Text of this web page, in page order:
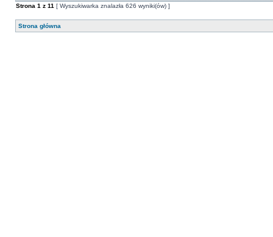
Strona 1 z 11 [ Wyszukiwarka znalazła 626 wyniki(ów) ]
Strona główna